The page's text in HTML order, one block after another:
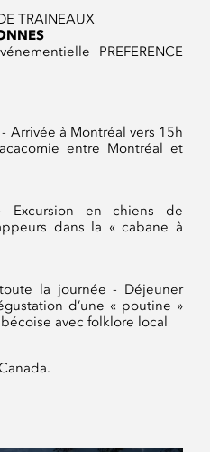
TRAINEAUX
PREFERENCE
Arrivée à Montréal vers 15h
entre Montréal et
Excursion en chiens de
dans la « cabane à
la journée - Déjeuner
d’une « poutine »
avec folklore local